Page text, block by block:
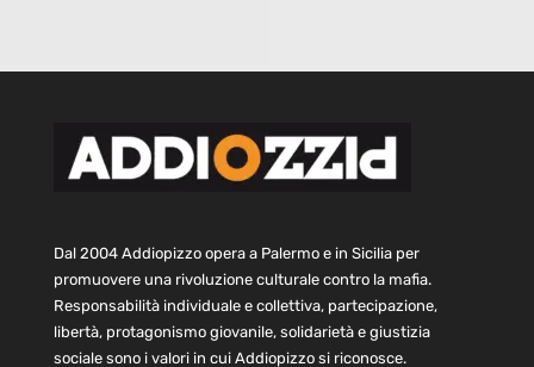
Dal 2004 Addiopizzo opera a Palermo e in Sicilia per
promuovere una rivoluzione culturale contro la mafia.
Responsabilità individuale e collettiva, partecipazione,
libertà, protagonismo giovanile, solidarietà e giustizia
sociale sono i valori in cui Addiopizzo si riconosce.